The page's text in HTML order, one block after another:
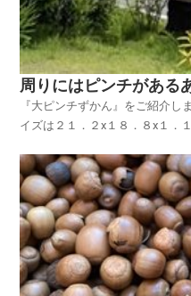
周りにはピンチがある
『大ピンチずかん』をご紹介
イズは２１．２x１８．８x１．
子どもたちが遭遇するさまざま
す。これらのピンチの深刻度と